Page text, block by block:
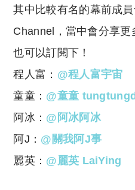
其中比較有名的幕前成
Channel，當中會分享
也可以訂閱下！
程人富： @程人富宇宙
童童： @童童
阿冰： @阿冰阿冰
阿J： @關我阿J事
麗英： @麗英 LaiYing ​